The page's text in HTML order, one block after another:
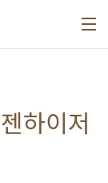
하이저